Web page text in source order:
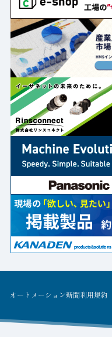
オートメーション新聞利用規約